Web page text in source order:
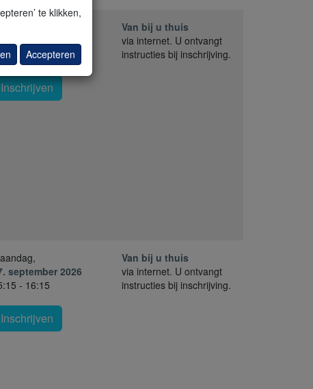
- 16:30
Inschrijven
Van bij u thuis
via internet. U ontvangt
instructies bij inschrijving.
september 2026
- 16:15
Inschrijven
Van bij u thuis
via internet. U ontvangt
instructies bij inschrijving.
te klikken,
Accepteren